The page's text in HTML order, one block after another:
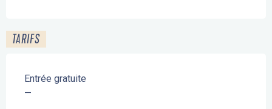
TARIFS
Entrée gratuite
—